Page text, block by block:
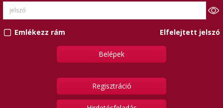
Emlékezz rám Elfelejtett jelszó
Regisztráció